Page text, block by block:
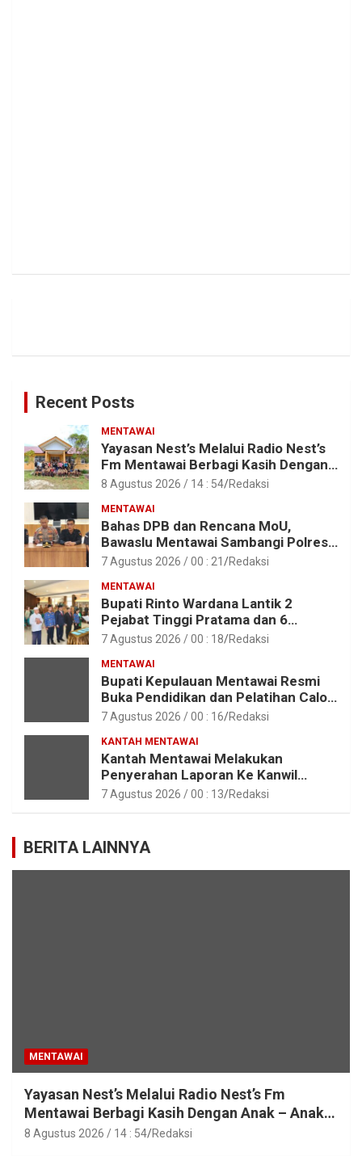
Recent Posts
MENTAWAI
Yayasan Nest’s Melalui Radio Nest’s
Fm Mentawai Berbagi Kasih Dengan
Anak – Anak Asrama SMAN 2 Sipora
8 Agustus 2026 / 14 : 54 Redaksi
MENTAWAI
Bahas DPB dan Rencana MoU,
Bawaslu Mentawai Sambangi Polres
Mentawai
7 Agustus 2026 / 00 : 21 Redaksi
MENTAWAI
Bupati Rinto Wardana Lantik 2
Pejabat Tinggi Pratama dan 6
Pejabat Fungsional di Lingkungan
7 Agustus 2026 / 00 : 18 Redaksi
MENTAWAI
Bupati Kepulauan Mentawai Resmi
Buka Pendidikan dan Pelatihan Calon
Paskibraka Tahun 2026
7 Agustus 2026 / 00 : 16 Redaksi
KANTAH MENTAWAI
Kantah Mentawai Melakukan
Penyerahan Laporan Ke Kanwil
Kemen ATR/BPN RI Sumbar
7 Agustus 2026 / 00 : 13 Redaksi
BERITA LAINNYA
MENTAWAI
Yayasan Nest’s Melalui Radio Nest’s Fm
Mentawai Berbagi Kasih Dengan Anak – Anak
Asrama SMAN 2 Sipora
8 Agustus 2026 / 14 : 54 Redaksi